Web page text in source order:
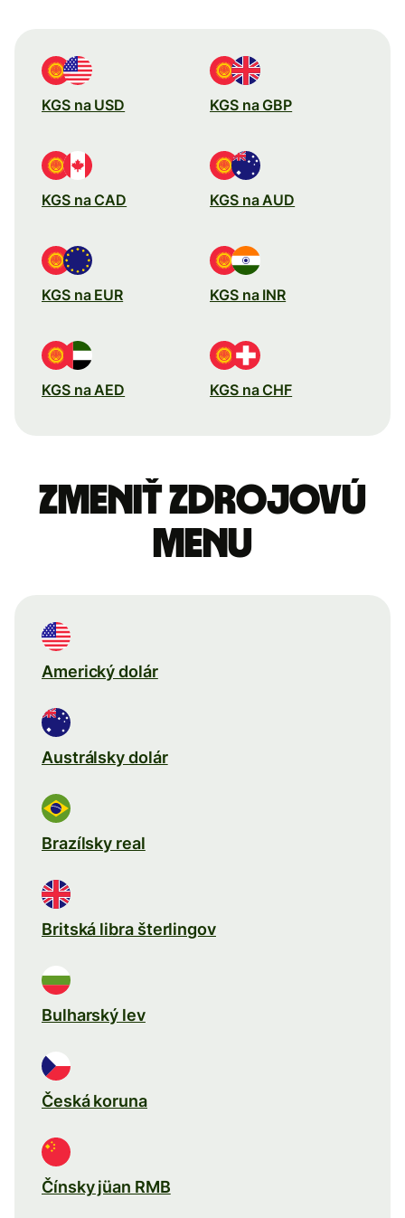
KGS na USD KGS na GBP
KGS na CAD KGS na AUD
KGS na EUR KGS na INR
KGS na AED KGS na CHF
Zmeniť zdrojovú
menu
Americký dolár
Austrálsky dolár
Brazílsky real
Britská libra šterlingov
Bulharský lev
Česká koruna
Čínsky jüan RMB